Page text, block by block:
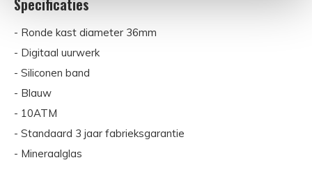
- Ronde kast diameter 36mm
- Digitaal uurwerk
- Siliconen band
- Blauw
- 10ATM
- Standaard 3 jaar fabrieksgarantie
- Mineraalglas